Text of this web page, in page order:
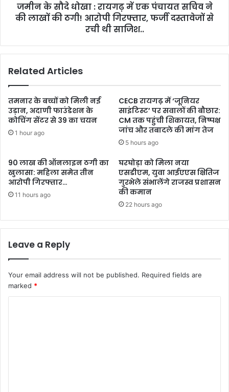
जमीन के सौदे धोखा : रायगढ़ में एक पंचायत सचिव ने
की लाखों की ठगी! आरोपी गिरफ्तार, फर्जी दस्तावेजों से
रची थी साजिश..
Related Articles
तमनार के बच्चों को मिली नई
उड़ान, अदाणी फाउंडेशन के
कोचिंग सेंटर से 39 का चयन
1 hour ago
CECB रायगढ़ में ‘जूनियर
साइंटिस्ट’ पर सवालों की बौछार:
CM तक पहुंची शिकायत, निष्पक्ष
जांच और तबादले की मांग तेज
5 hours ago
90 लाख की ऑनलाइन ठगी का
खुलासा: महिला समेत तीन
आरोपी गिरफ्तार…
11 hours ago
घरघोड़ा को मिला नया
एसडीएम, युवा आईएएस क्षितिज
गुरभेले संभालेंगे राजस्व प्रशासन
की कमान
22 hours ago
Leave a Reply
Your email address will not be published. Required fields are
marked *